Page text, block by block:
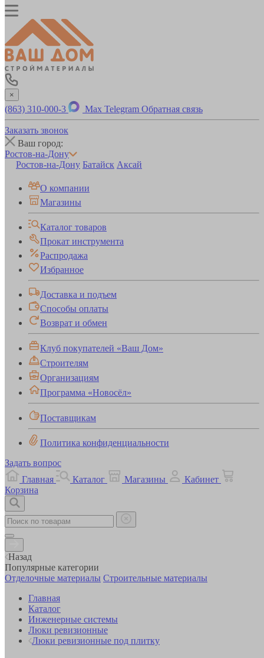
×
(863) 310-000-3 Max Telegram Обратная связь
Заказать звонок
Ваш город:
Ростов-на-Дону
Ростов-на-Дону Батайск Аксай
О компании
Магазины
Каталог товаров
Прокат инструмента
Распродажа
Избранное
Доставка и подъем
Способы оплаты
Возврат и обмен
Клуб покупателей «Ваш Дом»
Строителям
Организациям
Программа «Новосёл»
Поставщикам
Политика конфиденциальности
Задать вопрос
Главная
Каталог Магазины
Кабинет
Корзина
Назад
Популярные категории
Отделочные материалы Строительные материалы
Главная
Каталог
Инженерные системы
Люки ревизионные
Люки ревизионные под плитку